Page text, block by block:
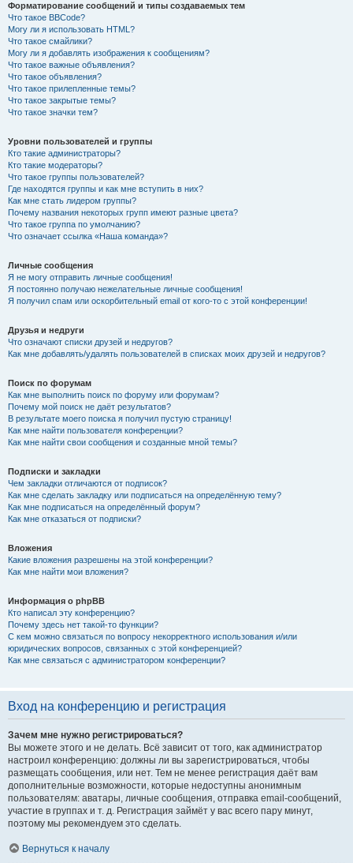
Форматирование сообщений и типы создаваемых тем
Что такое BBCode?
Могу ли я использовать HTML?
Что такое смайлики?
Могу ли я добавлять изображения к сообщениям?
Что такое важные объявления?
Что такое объявления?
Что такое прилепленные темы?
Что такое закрытые темы?
Что такое значки тем?
Уровни пользователей и группы
Кто такие администраторы?
Кто такие модераторы?
Что такое группы пользователей?
Где находятся группы и как мне вступить в них?
Как мне стать лидером группы?
Почему названия некоторых групп имеют разные цвета?
Что такое группа по умолчанию?
Что означает ссылка «Наша команда»?
Личные сообщения
Я не могу отправить личные сообщения!
Я постоянно получаю нежелательные личные сообщения!
Я получил спам или оскорбительный email от кого-то с этой конференции!
Друзья и недруги
Что означают списки друзей и недругов?
Как мне добавлять/удалять пользователей в списках моих друзей и недругов?
Поиск по форумам
Как мне выполнить поиск по форуму или форумам?
Почему мой поиск не даёт результатов?
В результате моего поиска я получил пустую страницу!
Как мне найти пользователя конференции?
Как мне найти свои сообщения и созданные мной темы?
Подписки и закладки
Чем закладки отличаются от подписок?
Как мне сделать закладку или подписаться на определённую тему?
Как мне подписаться на определённый форум?
Как мне отказаться от подписки?
Вложения
Какие вложения разрешены на этой конференции?
Как мне найти мои вложения?
Информация о phpBB
Кто написал эту конференцию?
Почему здесь нет такой-то функции?
С кем можно связаться по вопросу некорректного использования и/или
юридических вопросов, связанных с этой конференцией?
Как мне связаться с администратором конференции?
Вход на конференцию и регистрация
Зачем мне нужно регистрироваться?
Вы можете этого и не делать. Всё зависит от того, как администратор
настроил конференцию: должны ли вы зарегистрироваться, чтобы
размещать сообщения, или нет. Тем не менее регистрация даёт вам
дополнительные возможности, которые недоступны анонимным
пользователям: аватары, личные сообщения, отправка email-сообщений,
участие в группах и т. д. Регистрация займёт у вас всего пару минут,
поэтому мы рекомендуем это сделать.
Вернуться к началу